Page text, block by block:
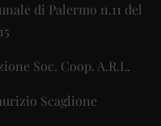
di Palermo n.11 del
Soc. Coop. A.R.L.
Scaglione